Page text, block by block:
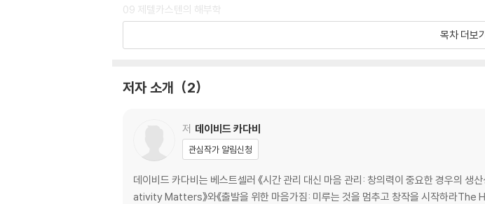
“‘제텔카스텐’을 사용할 때는 자전거를 타는 것 같은 느낌이 든다. 디지털 제텔카스텐을
이들에게 디지털 제텔카스텐은 작은 힘으로 더 먼 거리를 가는 ‘정신을 위한 자전거’가 되어
09 제텔카스텐의 해부학
10 독서법
14 메모에서 완성작으로
목차 더보
저자 소개 2
저 데이비드 카다비
관심작가 알림신청
데이비드 카다비는 베스트셀러 《시간 관리 대신 마음 관리: 창의력이 중요한 경
ativity Matters》와《출발을 위한 마음가짐: 미루는 것을 멈추고 창작을 시작하라